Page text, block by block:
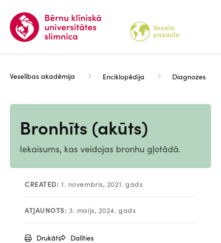
galveno
saturu
Veselības akadēmija Enciklopēdija Diagnozes
Bronhīts (akūts)
Iekaisums, kas veidojas bronhu gļotādā.
CREATED: 1. novembris, 2021. gads
ATJAUNOTS: 3. maijs, 2024. gads
Drukāt Dalīties